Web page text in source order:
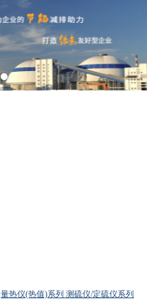
量热仪(热值)系列 测硫仪/定硫仪系列